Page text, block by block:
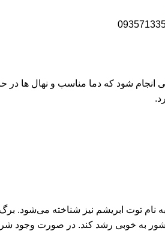
انجام شود که دما مناسب و نهال ‌ها
نام توت ابریشم نیز شناخته می‌شود.